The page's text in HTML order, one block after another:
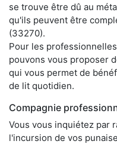
se trouve être dû au
qu'ils peuvent être
(33270).
Pour les
pouvons vous proposer
qui vous permet de
de lit quotidien.
Compagnie
Vous vous inquiétez par
l'incursion de vos